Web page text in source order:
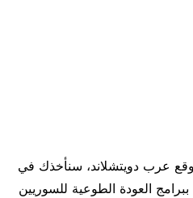
عرب دويتشلاند، سنأخذك في
العودة الطوعية للسوريين